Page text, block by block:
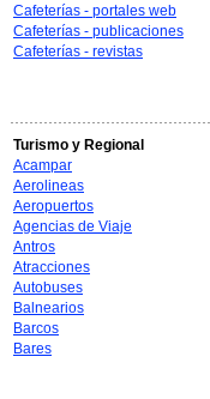
Cafeterías - portales web
Cafeterías - publicaciones
Cafeterías - revistas
Turismo y Regional
Acampar
Aerolineas
Aeropuertos
Agencias de Viaje
Antros
Atracciones
Autobuses
Balnearios
Barcos
Bares